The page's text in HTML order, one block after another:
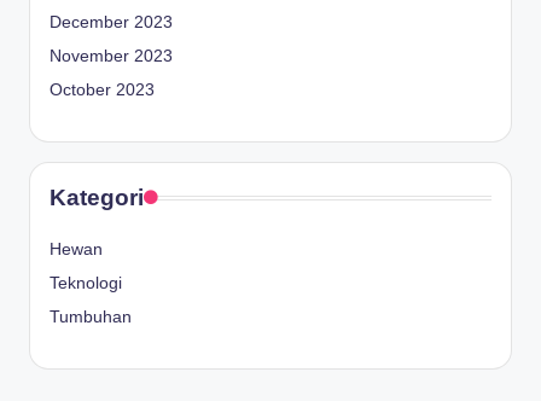
December 2023
November 2023
October 2023
Kategori
Hewan
Teknologi
Tumbuhan